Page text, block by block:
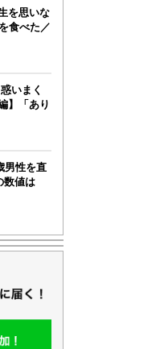
を思いな
食べた／
いまく
】「あり
男性を直
数値は